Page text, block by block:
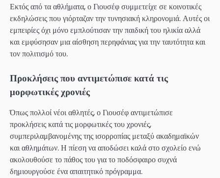
Εκτός από τα αθλήματα, ο Γιουσέφ συμμετείχε σε κοινοτικές
εκδηλώσεις που γιόρταζαν την τυνησιακή κληρονομιά. Αυτές οι
εμπειρίες όχι μόνο εμπλούτισαν την παιδική του ηλικία αλλά
και εμφύσησαν μια αίσθηση περηφάνιας για την ταυτότητα και
τον πολιτισμό του.
Προκλήσεις που αντιμετώπισε κατά τις
μορφωτικές χρονιές
Όπως πολλοί νέοι αθλητές, ο Γιουσέφ αντιμετώπισε
προκλήσεις κατά τις μορφωτικές του χρονιές,
συμπεριλαμβανομένης της ισορροπίας μεταξύ ακαδημαϊκών
και αθλημάτων. Η πίεση να αποδώσει καλά στο σχολείο ενώ
ακολουθούσε το πάθος του για το ποδόσφαιρο συχνά
δημιουργούσε ένα απαιτητικό πρόγραμμα.